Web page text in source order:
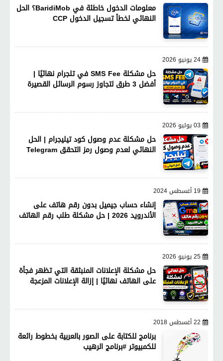
معلومات الدخول خاطئة في BaridiMob؟ الحل
النهائي لخطأ تسجيل الدخول CCP
24 يونيو 2026
حل مشكلة SMS Fee في تلجرام نهائيًا |
أفضل 3 طرق لتجاوز رسوم الرسائل القصيرة
03 يوليو 2026
حل مشكلة عدم وصول كود تيليجرام | الحل
النهائي لعدم وصول رمز التحقق Telegram
19 أغسطس 2024
إنشاء حساب جيميل بدون رقم هاتف على
الأندرويد 2026 | حل مشكلة طلب رقم الهاتف
25 يونيو 2026
حل مشكلة الإعلانات المنبثقة التي تظهر فجأة
على الهاتف نهائيًا | إزالة الإعلانات المزعجة
22 أغسطس 2018
برنامج للكتابة على الصور بالعربية بخطوط رائعة
للكمبيوتر #برنامج الرهيب